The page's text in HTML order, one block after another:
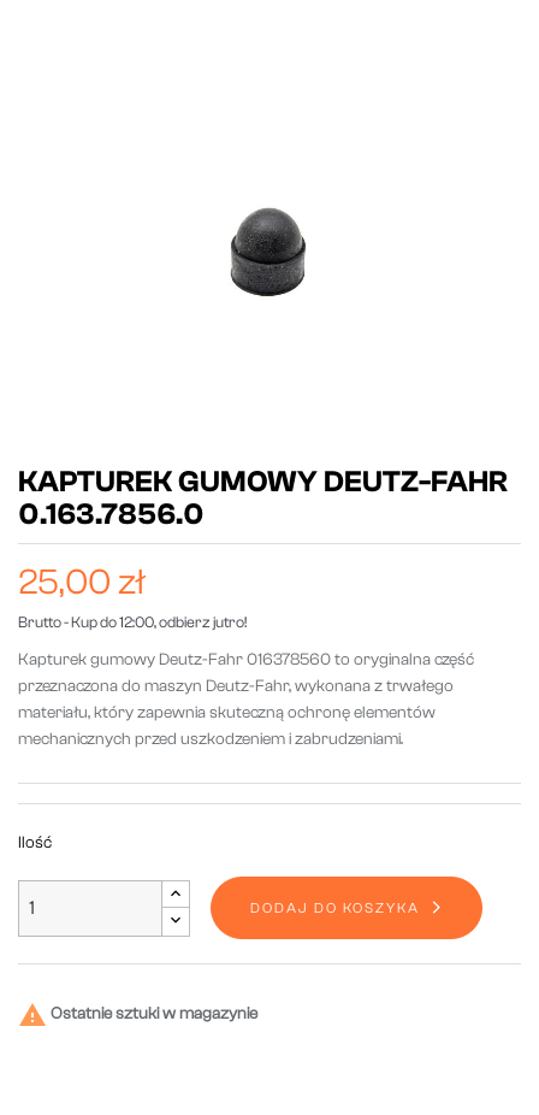
KAPTUREK GUMOWY DEUTZ-FAHR
0.163.7856.0
25,00 zł
Brutto- Kup do 12:00, odbierz jutro!
Kapturek gumowy Deutz-Fahr 016378560 to oryginalna część
przeznaczona do maszyn Deutz-Fahr, wykonana z trwałego
materiału, który zapewnia skuteczną ochronę elementów
mechanicznych przed uszkodzeniem i zabrudzeniami.
Ilość
DODAJ DO KOSZYKA
 Ostatnie sztuki w magazynie